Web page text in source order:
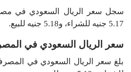
سجل سعر الريال السعودي في
5.17 جنيه للشراء، و5.18 جنيه للبيع.
سعر الريال السعودي في